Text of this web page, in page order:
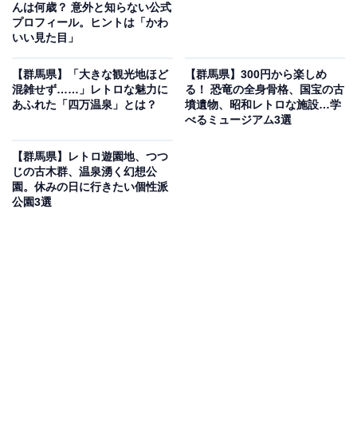
「あいのやまの湯」は赤城山麓の大自然に囲まれ
たエンタメ温泉施設
地下1200mから湧き出る天然温泉は、保温・保湿性に優
れたナトリウム・カルシウム-塩化物温泉です。赤城山麓
の大自然に囲まれ前橋市街地を一望できる自慢の露天風
産の麦豚や新鮮魚介など、こだわりの食材を使用した職
人の料理が堪能できます。
んは何歳？ 意外と知らない公式
プロフィール。ヒントは「かわ
いい見た目」
【群馬県】「大きな観光地ほど
混雑せず……」レトロな魅力に
あふれた「四万温泉」とは？
【群馬県】300円から楽しめ
る！ 恐竜の全身骨格、国宝の古
墳遺物、昭和レトロな施設…学
べるミュージアム3選
【群馬県】レトロ遊園地、つつ
じの古木群、温泉湧く幻想公
園。休みの日に行きたい個性派
公園3選